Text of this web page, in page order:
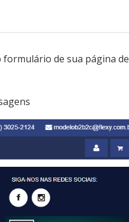
formulário de sua página de